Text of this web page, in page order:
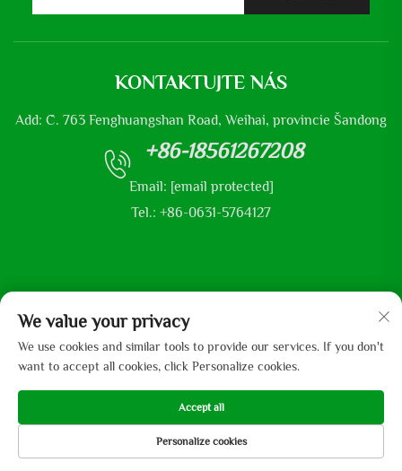
KONTAKTUJTE NÁS
Add: Č. 763 Fenghuangshan Road, Weihai, provincie Šandong
+86-18561267208
Email: [email protected]
Tel.: +86-0631-5764127
Copyright © 2025 společnost Shandong Mingliu Industrial Group
DOMOVSKÁ
PRODUKTY E-MAIL TEL.
We value your privacy
We use cookies and similar tools to provide our services. If you don't
want to accept all cookies, click Personalize cookies.
Personalize cookies
Accept all